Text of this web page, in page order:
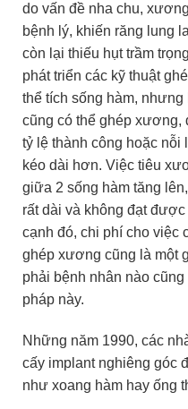
do vấn đề nha chu,
bệnh lý, khiến răng lung
còn lại thiếu hụt trầm
phát triển các kỹ thuật
thể tích sống hàm,
cũng có thể ghép xương,
tỷ lệ thành công hoặc nỗi
kéo dài hơn. Việc tiêu
giữa 2 sống hàm tăng
rất dài và không đạt
cạnh đó, chi phí cho việc
ghép xương cũng là một
phải bệnh nhân nào
pháp này.
Những năm 1990, các
cấy implant nghiêng góc
như xoang hàm hay ống